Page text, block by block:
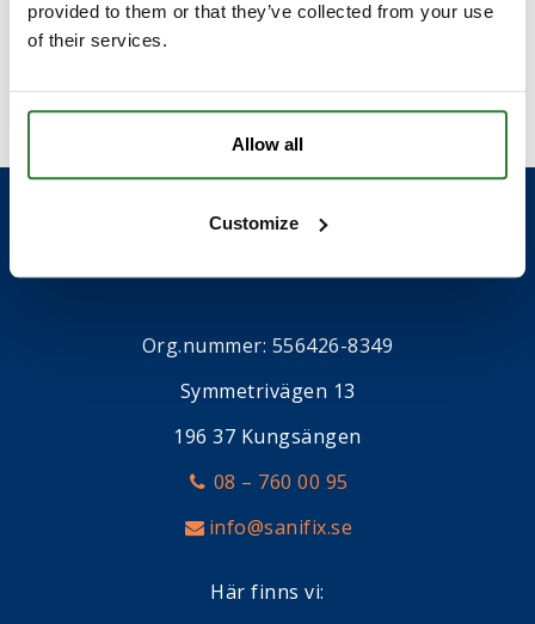
provided to them or that they’ve collected from your use
of their services.
Allow all
Customize
Org.nummer: 556426-8349
Symmetrivägen 13
196 37 Kungsängen
08 – 760 00 95
info@sanifix.se
Här finns vi: